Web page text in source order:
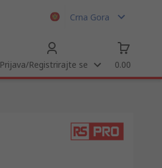
Crna Gora
Prijava/Registrirajte se 0.00